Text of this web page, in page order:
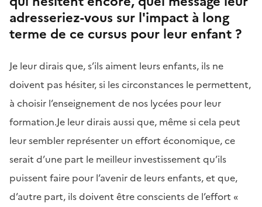
adresseriez-vous sur l'impact à long
terme de ce cursus pour leur enfant ?
Je leur dirais que, s’ils aiment leurs enfants, ils ne
doivent pas hésiter, si les circonstances le permettent,
à choisir l’enseignement de nos lycées pour leur
formation.Je leur dirais aussi que, même si cela peut
leur sembler représenter un effort économique, ce
serait d’une part le meilleur investissement qu’ils
puissent faire pour l’avenir de leurs enfants, et que,
d’autre part, ils doivent être conscients de l’effort «